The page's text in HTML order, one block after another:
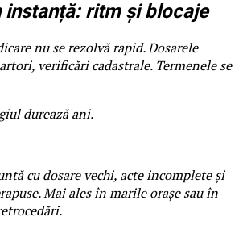
instanță: ritm și blocaje
nu se rezolvă rapid. Dosarele
verificări cadastrale. Termenele se
durează ani.
cu dosare vechi, acte incomplete și
Mai ales în marile orașe sau în